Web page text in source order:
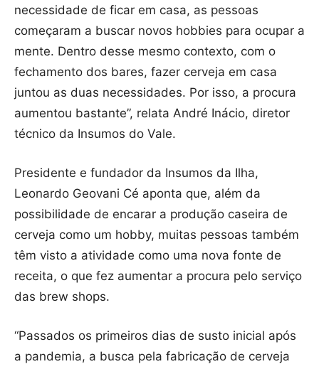
necessidade de ficar em casa, as pessoas
começaram a buscar novos hobbies para ocupar a
mente. Dentro desse mesmo contexto, com o
fechamento dos bares, fazer cerveja em casa
juntou as duas necessidades. Por isso, a procura
aumentou bastante”, relata André Inácio, diretor
técnico da Insumos do Vale.
Presidente e fundador da Insumos da Ilha,
Leonardo Geovani Cé aponta que, além da
possibilidade de encarar a produção caseira de
cerveja como um hobby, muitas pessoas também
têm visto a atividade como uma nova fonte de
receita, o que fez aumentar a procura pelo serviço
das brew shops.
“Passados os primeiros dias de susto inicial após
a pandemia, a busca pela fabricação de cerveja